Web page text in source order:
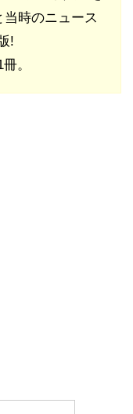
時のニュース
!
。